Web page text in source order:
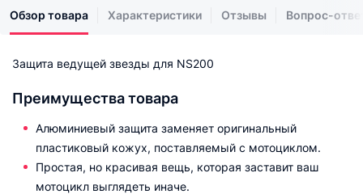
Обзор товара Характеристики Отзывы Вопрос-
Защита ведущей звезды для NS200
Преимущества товара
Алюминиевый защита заменяет оригинальный
пластиковый кожух, поставляемый с мотоциклом.
Простая, но красивая вещь, которая заставит ваш
мотоцикл выглядеть иначе.